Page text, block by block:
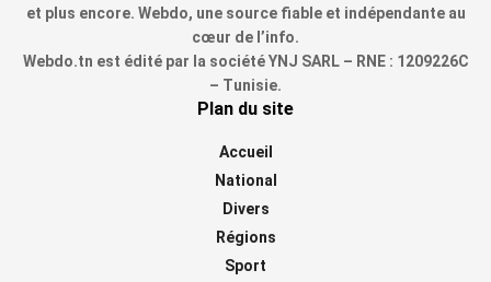
et plus encore. Webdo, une source fiable et indépendante au
cœur de l’info.
Webdo.tn est édité par la société YNJ SARL – RNE : 1209226C
– Tunisie.
Plan du site
Accueil
National
Divers
Régions
Sport